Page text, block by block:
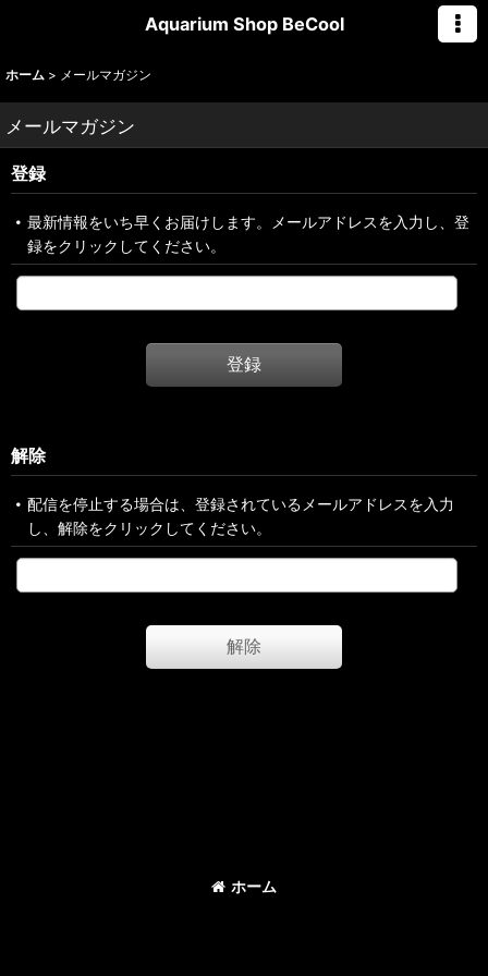
Aquarium Shop BeCool
ホーム > メールマガジン
メールマガジン
登録
最新情報をいち早くお届けします。メールアドレスを入力し、登
録をクリックしてください。
登録
解除
配信を停止する場合は、登録されているメールアドレスを入力
し、解除をクリックしてください。
解除
ホーム